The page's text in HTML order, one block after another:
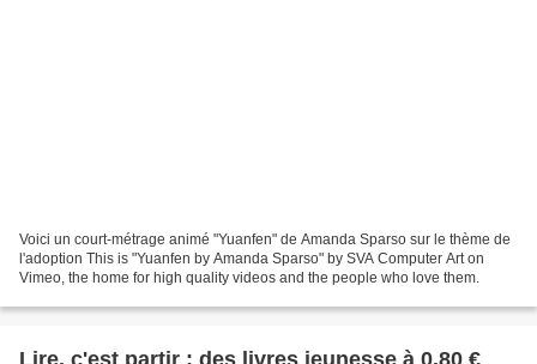
Voici un court-métrage animé "Yuanfen" de Amanda Sparso sur le thème de
l'adoption This is "Yuanfen by Amanda Sparso" by SVA Computer Art on
Vimeo, the home for high quality videos and the people who love them.